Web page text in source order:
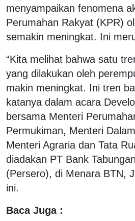
menyampaikan fenomena
Perumahan Rakyat (KPR)
semakin meningkat. Ini
“Kita melihat bahwa satu
yang dilakukan oleh
makin meningkat. Ini tren
katanya dalam acara
bersama Menteri
Permukiman, Menteri
Menteri Agraria dan Tata
diadakan PT Bank
(Persero), di Menara BTN,
ini.
Baca Juga :